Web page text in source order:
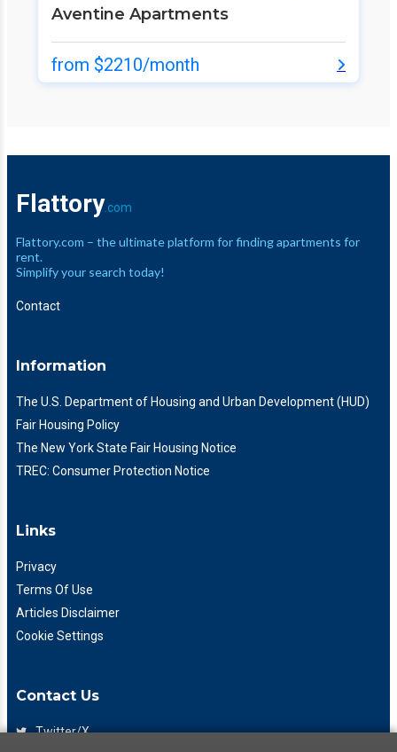
Aventine Apartments
from $2210/month
Flattory .com
Flattory.com – the ultimate platform for finding apartments for
rent.
Simplify your search today!
Contact
Information
The U.S. Department of Housing and Urban Development (HUD)
Fair Housing Policy
The New York State Fair Housing Notice
TREC: Consumer Protection Notice
Links
Privacy
Terms Of Use
Articles Disclaimer
Cookie Settings
Contact Us
Twitter/X